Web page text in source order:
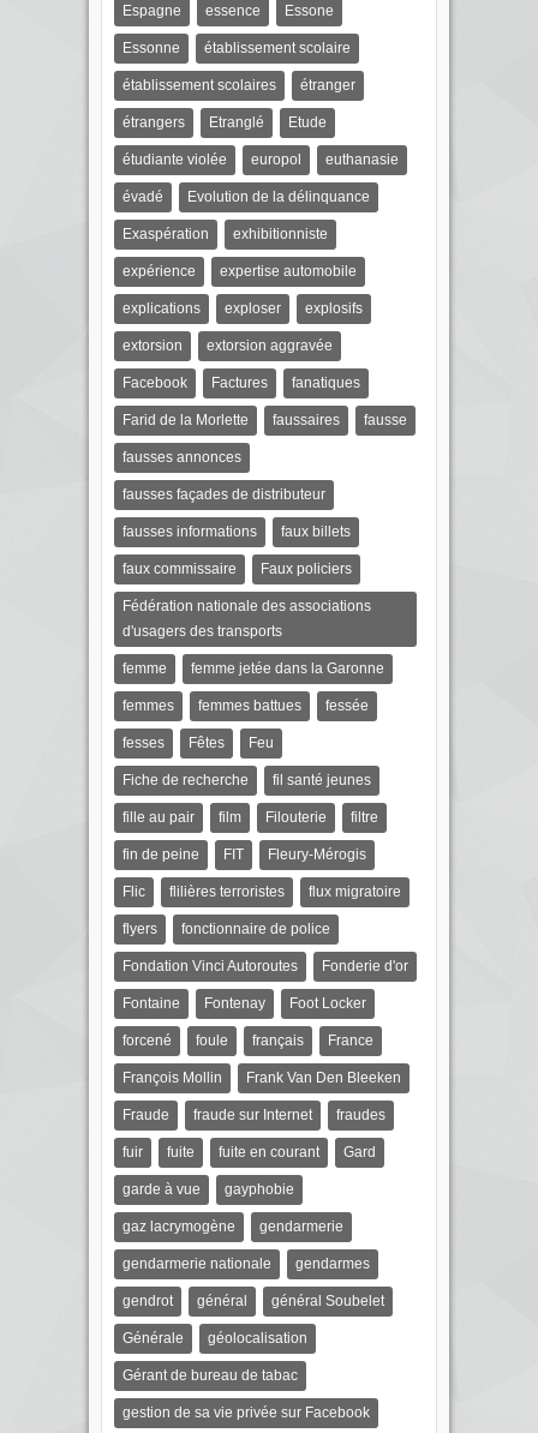
Espagne essence Essone
Essonne établissement scolaire
établissement scolaires étranger
étrangers Etranglé Etude
étudiante violée europol euthanasie
évadé Evolution de la délinquance
Exaspération exhibitionniste
expérience expertise automobile
explications exploser explosifs
extorsion extorsion aggravée
Facebook Factures fanatiques
Farid de la Morlette faussaires fausse
fausses annonces
fausses façades de distributeur
fausses informations faux billets
faux commissaire Faux policiers
Fédération nationale des associations
d'usagers des transports
femme femme jetée dans la Garonne
femmes femmes battues fessée
fesses Fêtes Feu
Fiche de recherche fil santé jeunes
fille au pair film Filouterie filtre
fin de peine FIT Fleury-Mérogis
Flic flilières terroristes flux migratoire
flyers fonctionnaire de police
Fondation Vinci Autoroutes Fonderie d'or
Fontaine Fontenay Foot Locker
forcené foule français France
François Mollin Frank Van Den Bleeken
Fraude fraude sur Internet fraudes
fuir fuite fuite en courant Gard
garde à vue gayphobie
gaz lacrymogène gendarmerie
gendarmerie nationale gendarmes
gendrot général général Soubelet
Générale géolocalisation
Gérant de bureau de tabac
gestion de sa vie privée sur Facebook